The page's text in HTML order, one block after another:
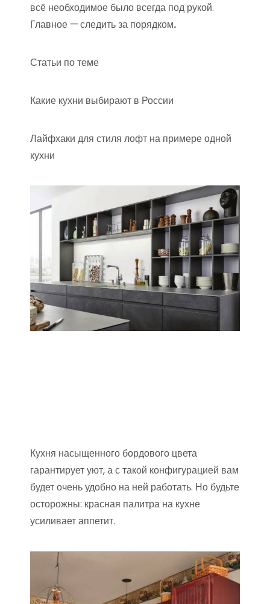
всё необходимое было всегда под рукой.
Главное —следить за порядком.
Статьи по теме
Какие кухни выбирают в России
Лайфхаки для стиля лофт на примере одной
кухни
Кухня насыщенного бордового цвета
гарантирует уют, а с такой конфигурацией вам
будет очень удобно на ней работать. Но будьте
осторожны: красная палитра на кухне
усиливает аппетит.